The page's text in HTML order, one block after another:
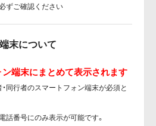
ずご確認ください
末について
端末にまとめて表示されます
同行者のスマートフォン端末が必須と
番号にのみ表示が可能です。